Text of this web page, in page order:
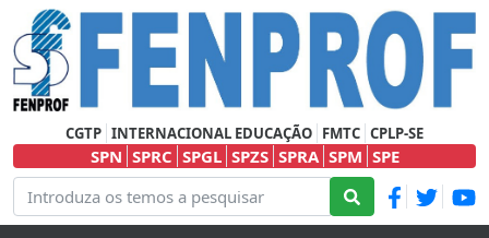
CGTP INTERNACIONAL EDUCAÇÃO FMTC CPLP-SE
SPN SPRC SPGL SPZS SPRA SPM SPE